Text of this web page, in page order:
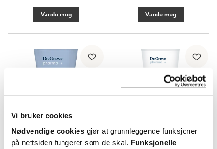
Vi bruker cookies
Nødvendige cookies gjør at grunnleggende funksjoner
på nettsiden fungerer som de skal. Funksjonelle
Varsle meg Varsle meg